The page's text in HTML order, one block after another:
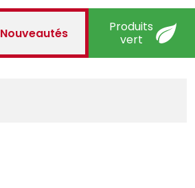
Nouveautés
Produits
vert